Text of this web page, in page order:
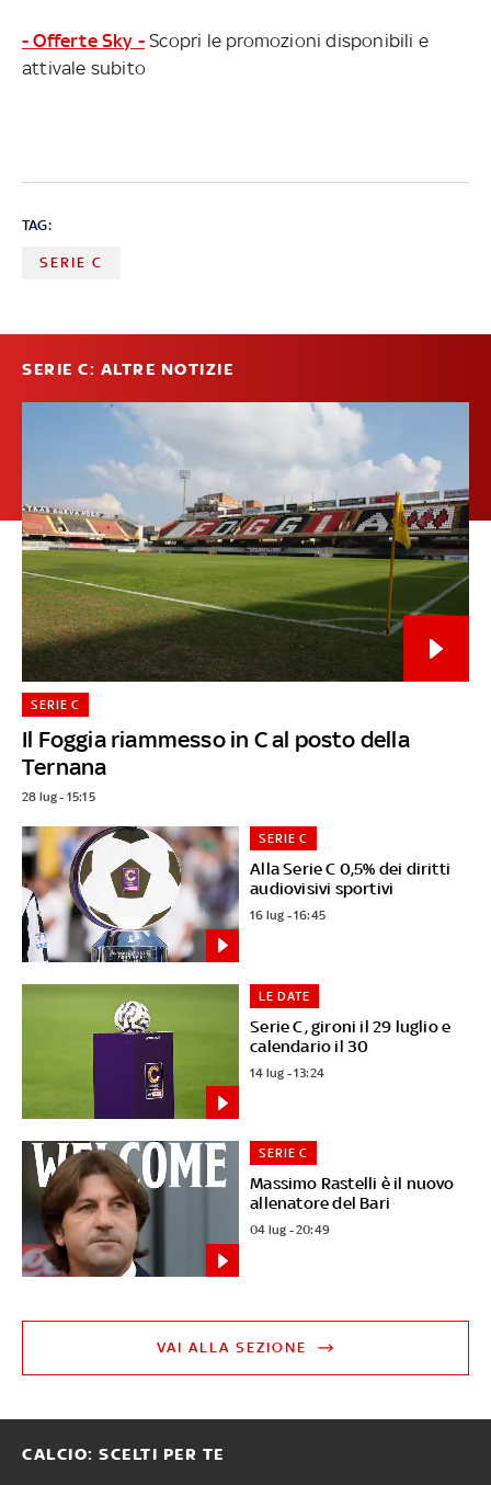
- Offerte Sky - Scopri le promozioni disponibili e
attivale subito
TAG:
SERIE C
SERIE C: ALTRE NOTIZIE
Il Foggia riammesso in C al posto della
Ternana
SERIE C
28 lug - 15:15
Alla Serie C 0,5% dei diritti
audiovisivi sportivi
SERIE C
16 lug - 16:45
Serie C, gironi il 29 luglio e
calendario il 30
LE DATE
14 lug - 13:24
Massimo Rastelli è il nuovo
allenatore del Bari
SERIE C
04 lug - 20:49
VAI ALLA SEZIONE
CALCIO: SCELTI PER TE